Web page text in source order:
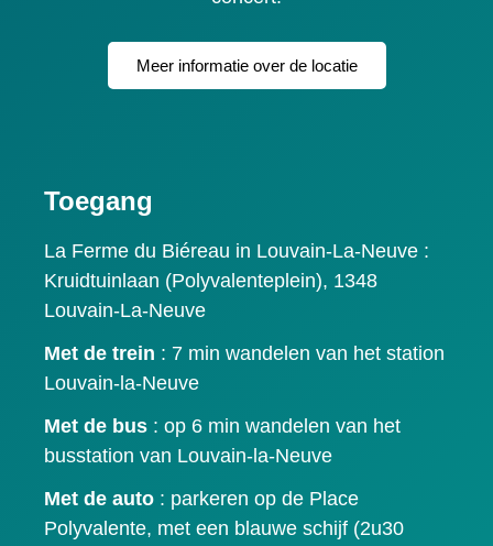
Meer informatie over de locatie
Toegang
La Ferme du Biéreau in Louvain-La-Neuve :
Kruidtuinlaan (Polyvalenteplein), 1348
Louvain-La-Neuve
Met de trein : 7 min wandelen van het station
Louvain-la-Neuve
Met de bus : op 6 min wandelen van het
busstation van Louvain-la-Neuve
Met de auto : parkeren op de Place
Polyvalente, met een blauwe schijf (2u30